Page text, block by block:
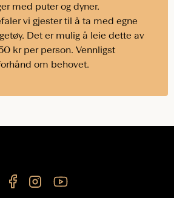
med puter og dyner.
vi gjester til å ta med egne
Det er mulig å leie dette av
kr per person. Vennligst
om behovet.